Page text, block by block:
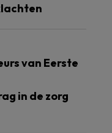
van Eerste
in de zorg